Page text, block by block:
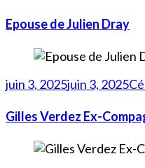
Epouse de Julien Dray
juin 3, 2025juin 3, 2025
Gilles Verdez Ex-